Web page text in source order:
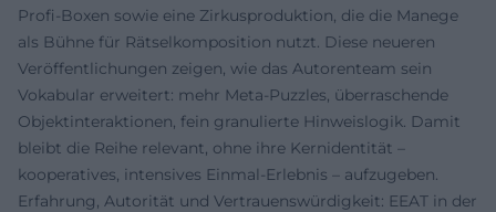
Profi-Boxen sowie eine Zirkusproduktion, die die Manege
als Bühne für Rätselkomposition nutzt. Diese neueren
Veröffentlichungen zeigen, wie das Autorenteam sein
Vokabular erweitert: mehr Meta-Puzzles, überraschende
Objektinteraktionen, fein granulierte Hinweislogik. Damit
bleibt die Reihe relevant, ohne ihre Kernidentität –
kooperatives, intensives Einmal-Erlebnis – aufzugeben.
Erfahrung, Autorität und Vertrauenswürdigkeit: EEAT in der